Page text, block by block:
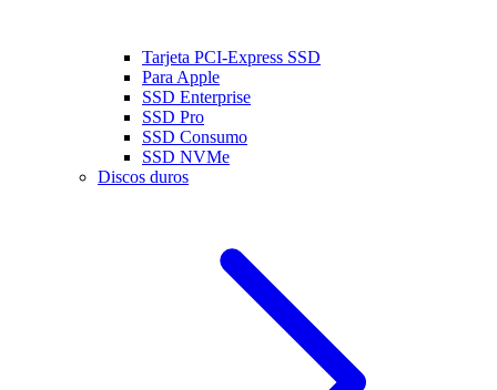
Tarjeta PCI-Express SSD
Para Apple
SSD Enterprise
SSD Pro
SSD Consumo
SSD NVMe
Discos duros